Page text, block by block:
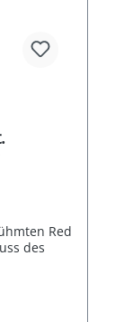
Red
des